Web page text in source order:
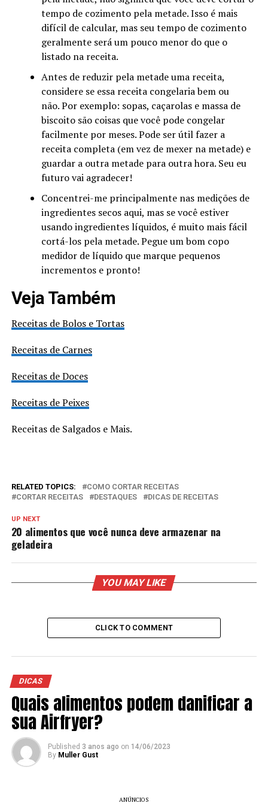
tempo de cozimento pela metade. Isso é mais
difícil de calcular, mas seu tempo de cozimento
geralmente será um pouco menor do que o
listado na receita.
Antes de reduzir pela metade uma receita,
considere se essa receita congelaria bem ou
não. Por exemplo: sopas, caçarolas e massa de
biscoito são coisas que você pode congelar
facilmente por meses. Pode ser útil fazer a
receita completa (em vez de mexer na metade) e
guardar a outra metade para outra hora. Seu eu
futuro vai agradecer!
Concentrei-me principalmente nas medições de
ingredientes secos aqui, mas se você estiver
usando ingredientes líquidos, é muito mais fácil
cortá-los pela metade. Pegue um bom copo
medidor de líquido que marque pequenos
incrementos e pronto!
Veja Também
Receitas de Bolos e Tortas
Receitas de Carnes
Receitas de Doces
Receitas de Peixes
Receitas de Salgados e Mais.
RELATED TOPICS:
COMO CORTAR RECEITAS
CORTAR RECEITAS
DESTAQUES DICAS DE RECEITAS
UP NEXT
20 alimentos que você nunca deve armazenar na
geladeira
YOU MAY LIKE
CLICK TO COMMENT
DICAS
Quais alimentos podem danificar a
sua Airfryer?
Published 3 anos ago on 14/06/2023
By Muller Gust
ANÚNCIOS